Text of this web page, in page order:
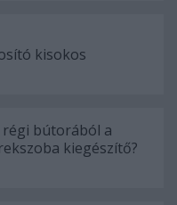
kisokos
régi bútorából a
kiegészítő?